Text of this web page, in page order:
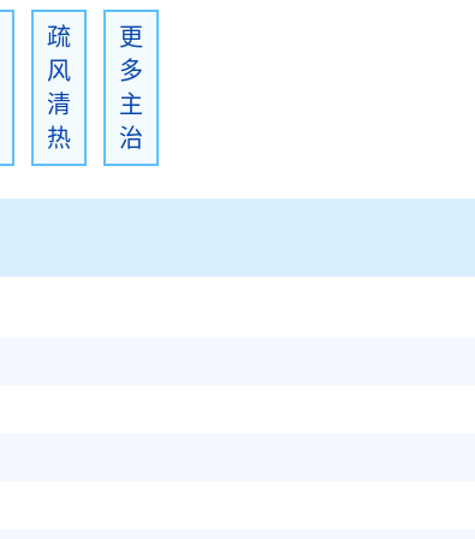
疏
风
清
热
更
多
主
治